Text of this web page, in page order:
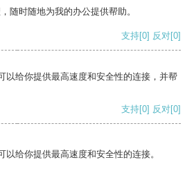
随时随地为我的办公提供帮助。
支持[0] 反对[0]
以给你提供最高速度和安全性的连接，并帮
支持[0] 反对[0]
给你提供最高速度和安全性的连接。